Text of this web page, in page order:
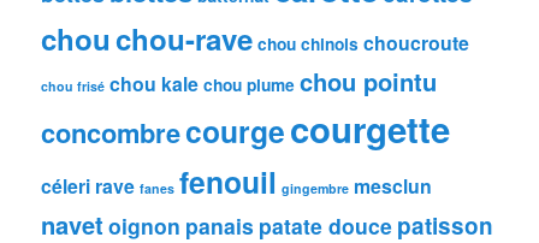
chouchou-rave chou chinois choucroute
chou frisé chou kale chou plume chou pointu
concombrecourgecourgette
céleri rave fanes fenouil gingembre mesclun
navet oignon panais patate douce patisson